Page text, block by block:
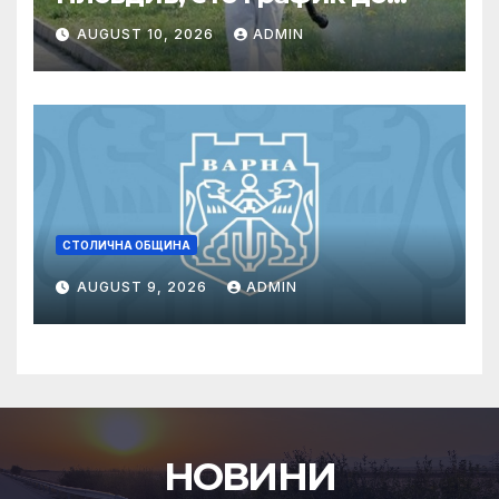
края на август
AUGUST 10, 2026 ADMIN
СТОЛИЧНА ОБЩИНА
AUGUST 9, 2026 ADMIN
НОВИНИ